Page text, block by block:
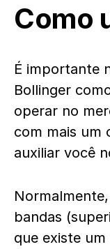
Como
É importante
Bollinger
operar no
com mais um
auxiliar você
bandas
que existe